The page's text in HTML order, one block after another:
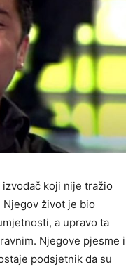
izvođač koji nije tražio
život je bio
a upravo ta
Njegove pjesme i
podsjetnik da su